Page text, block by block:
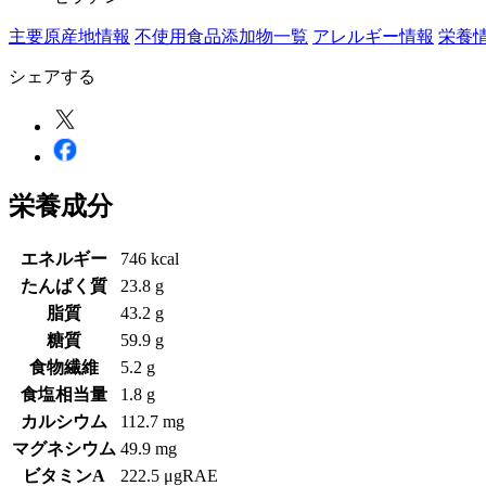
主要原産地情報 不使用食品添加物一覧 アレルギー情報 栄養
シェアする
栄養成分
エネルギー
746 kcal
たんぱく質
23.8 g
脂質
43.2 g
糖質
59.9 g
食物繊維
5.2 g
食塩相当量
1.8 g
カルシウム
112.7 mg
マグネシウム 49.9 mg
ビタミンA
222.5 μgRAE